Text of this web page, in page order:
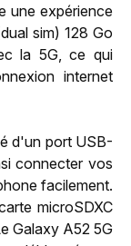
une expérience
sim) 128 Go
la 5G, ce qui
internet
d'un port USB-
connecter vos
facilement.
microSDXC
Galaxy A52 5G